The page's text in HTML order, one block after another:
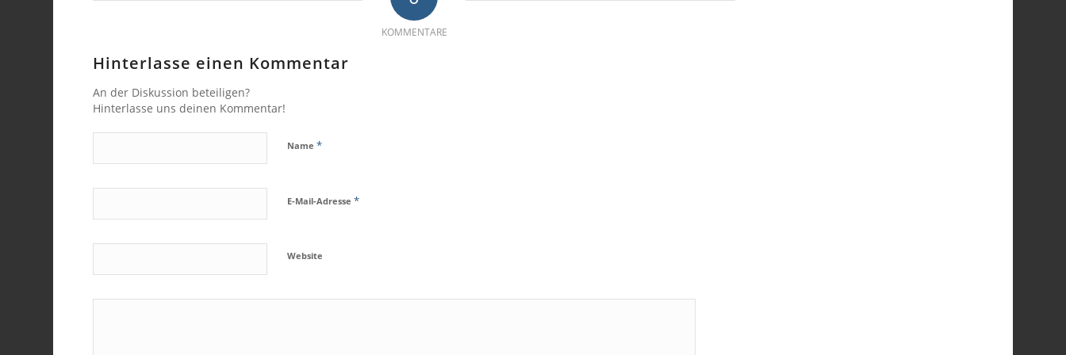
KOMMENTARE
Hinterlasse einen Kommentar
An der Diskussion beteiligen?
Hinterlasse uns deinen Kommentar!
Name*
E-Mail-Adresse*
Website